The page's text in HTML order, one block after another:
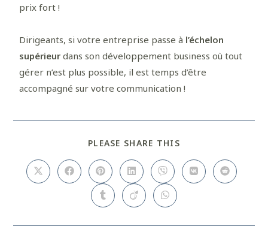
prix fort !
Dirigeants, si votre entreprise passe à l’échelon
supérieur dans son développement business où tout
gérer n’est plus possible, il est temps d’être
accompagné sur votre communication !
PLEASE SHARE THIS